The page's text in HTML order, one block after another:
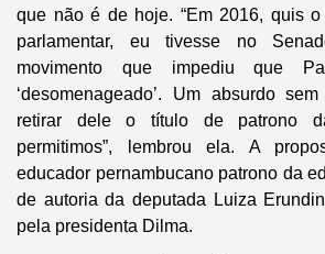
que não é de hoje. “Em 2016, quis
parlamentar, eu tivesse no
movimento que impediu que
‘desomenageado’. Um absurdo
retirar dele o título de patrono
permitimos”, lembrou ela. A
educador pernambucano patrono da
de autoria da deputada Luiza
pela presidenta Dilma.